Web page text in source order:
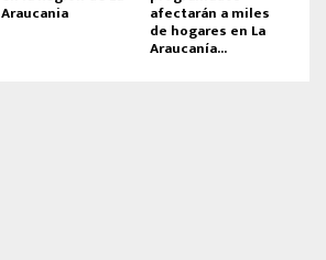
Araucania afectarán a miles
de hogares en La
Araucanía...